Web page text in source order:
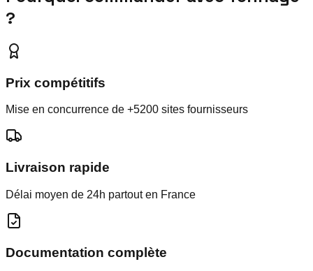
?
Prix compétitifs
Mise en concurrence de +5200 sites fournisseurs
Livraison rapide
Délai moyen de 24h partout en France
Documentation complète